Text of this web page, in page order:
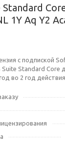
Standard
1Y Aq Y2
с подпиской
Suite Standard Core
во 2 год